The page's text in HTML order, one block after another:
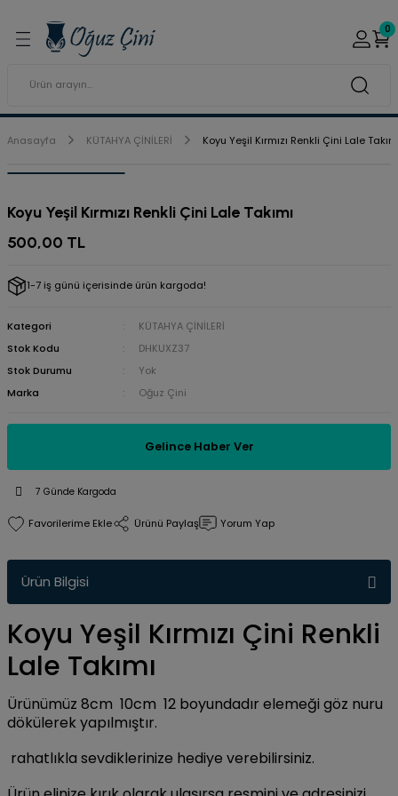
Porselen Boyaları (Toz
Boyaları
Kabartma Boyaları
Tabaklar
0
Anasayfa KÜTAHYA ÇİNİLERİ Koyu Yeşil Kırmızı Renkli Çini Lale
Koyu Yeşil Kırmızı Renkli Çini Lale Takımı
500,00 TL
1-7 iş günü içerisinde ürün kargoda!
Kategori
KÜTAHYA ÇİNİLERİ
Stok Kodu
DHKUXZ37
Stok Durumu
Yok
Marka
Oğuz Çini
Gelince Haber Ver
7 Günde Kargoda
Ürünü Paylaş Yorum Yap
Ürün Bilgisi
Koyu Yeşil Kırmızı Çini Renkli
Lale Takımı
Ürünümüz 8cm 10cm 12 boyundadır elemeği göz nuru
dökülerek yapılmıştır.
rahatlıkla sevdiklerinize hediye verebilirsiniz.